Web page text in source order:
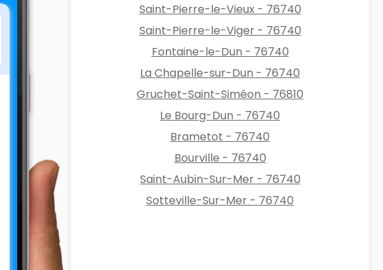
Saint-Pierre-le-Vieux - 76740
Saint-Pierre-le-Viger - 76740
Fontaine-le-Dun - 76740
La Chapelle-sur-Dun - 76740
Gruchet-Saint-Siméon - 76810
Le Bourg-Dun - 76740
Brametot - 76740
Bourville - 76740
Saint-Aubin-Sur-Mer - 76740
Sotteville-Sur-Mer - 76740